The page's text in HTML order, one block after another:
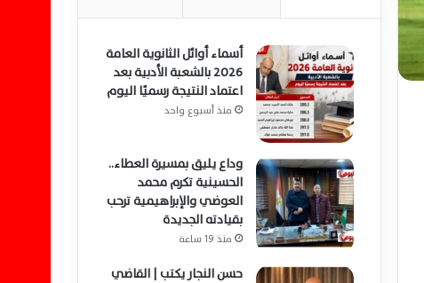
أسماء أوائل الثانوية العامة
2026 بالشعبة الأدبية بعد
اعتماد النتيجة رسميًا اليوم
منذ أسبوع واحد
وداع يليق بمسيرة العطاء..
الحسينية تكرم محمد
العوضي والإبراهيمية ترحب
بقيادته الجديدة
منذ 19 ساعة
حسن النجار يكتب | القاضي